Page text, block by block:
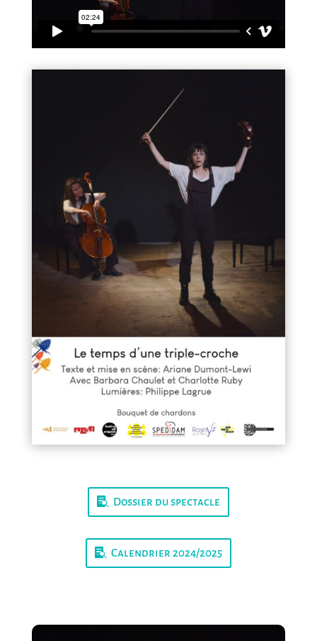
Dossier du spectacle
Calendrier 2024/2025